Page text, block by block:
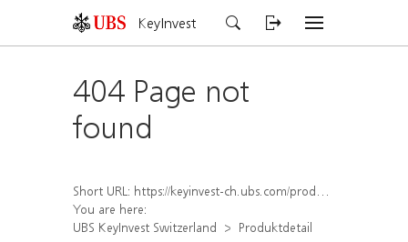
KeyInvest
404 Page not
found
Short URL: https://keyinvest-ch.ubs.com/produkt/detail/index/isin/CH1570358114
You are here:
UBS KeyInvest Switzerland
Produktdetail